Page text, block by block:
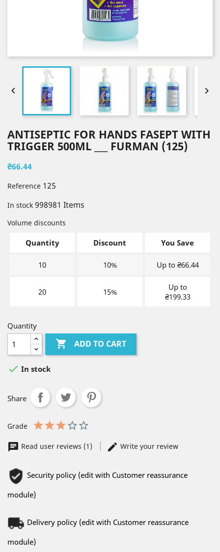
 
ANTISEPTIC FOR HANDS FASEPT WITH
TRIGGER 500ML ___ FURMAN (125)
₴66.44
Reference 125
In stock 998981 Items
Volume discounts
Quantity Discount You Save
10 10% Up to ₴66.44
20 15%
Up to
₴199.33
Quantity
 ADD TO CART
 In stock
Share
Grade
Read user reviews (1) Write your review
Security policy (edit with Customer reassurance
module)
Delivery policy (edit with Customer reassurance
module)